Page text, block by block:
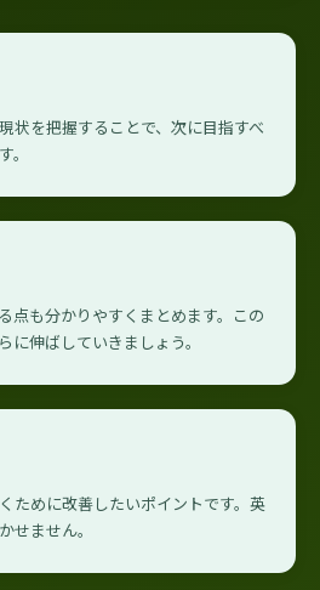
状を把握することで、次に目指すべ
点も分かりやすくまとめます。この
伸ばしていきましょう。
ために改善したいポイントです。英
せません。